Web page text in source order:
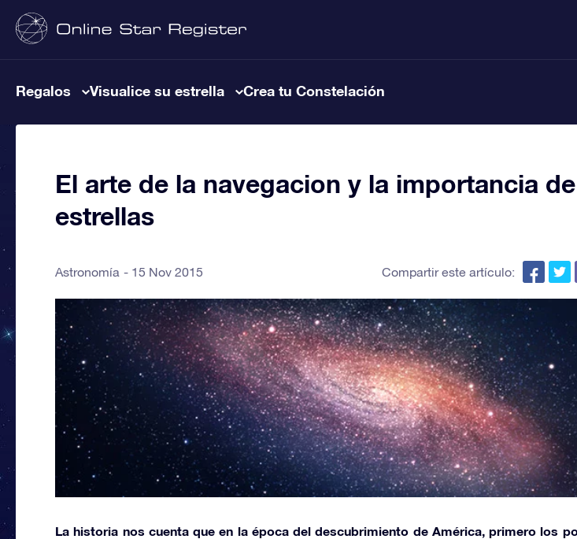
Regalos Visualice su estrella Crea tu Constelación
El arte de la navegacion y la importancia
estrellas
Astronomía 15 Nov 2015 Compartir este artículo:
La historia nos cuenta que en la época deldescubrimiento de América, primero los